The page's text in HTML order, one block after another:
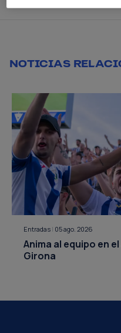
NOTICIAS
Entradas | 05 ago. 2026
Anima al equipo en
Girona